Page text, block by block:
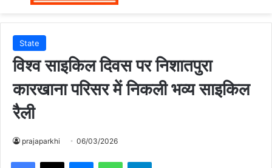
State
विश्व साइकिल दिवस पर निशातपुरा
कारखाना परिसर में निकली भव्य साइकिल
रैली
prajaparkhi 06/03/2026
MessengerWhatsAppTelegram